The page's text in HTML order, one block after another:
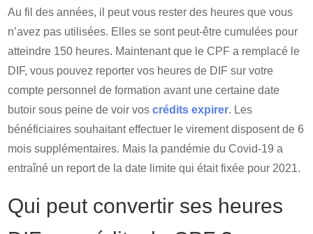
Au fil des années, il peut vous rester des heures que vous
n’avez pas utilisées. Elles se sont peut-être cumulées pour
atteindre 150 heures. Maintenant que le CPF a remplacé le
DIF, vous pouvez reporter vos heures de DIF sur votre
compte personnel de formation avant une certaine date
butoir sous peine de voir voscrédits expirer. Les
bénéficiaires souhaitant effectuer le virement disposent de 6
mois supplémentaires. Mais la pandémie du Covid-19 a
entraîné un report de la date limite qui était fixée pour 2021.
Qui peut convertir ses heures